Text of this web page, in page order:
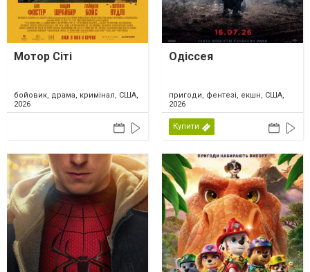
Мотор Сіті
бойовик, драма, кримінал, США,
2026
Одіссея
пригоди, фентезі, екшн, США,
2026
Купити